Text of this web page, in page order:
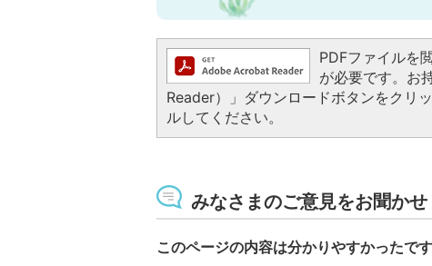
PDFファイルを
が必要です。お
Reader）」ダウンロードボタンをクリ
ルしてください。
みなさまのご意見をお聞か
このページの内容は分かりやすかったで